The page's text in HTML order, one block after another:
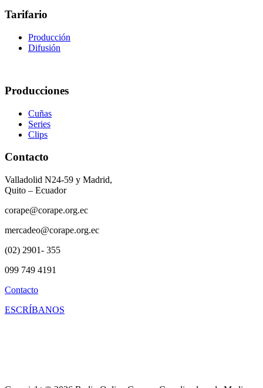
Tarifario
Producción
Difusión
Producciones
Cuñas
Series
Clips
Contacto
Valladolid N24-59 y Madrid,
Quito – Ecuador
corape@corape.org.ec
mercadeo@corape.org.ec
(02) 2901- 355
099 749 4191
Contacto
ESCRÍBANOS